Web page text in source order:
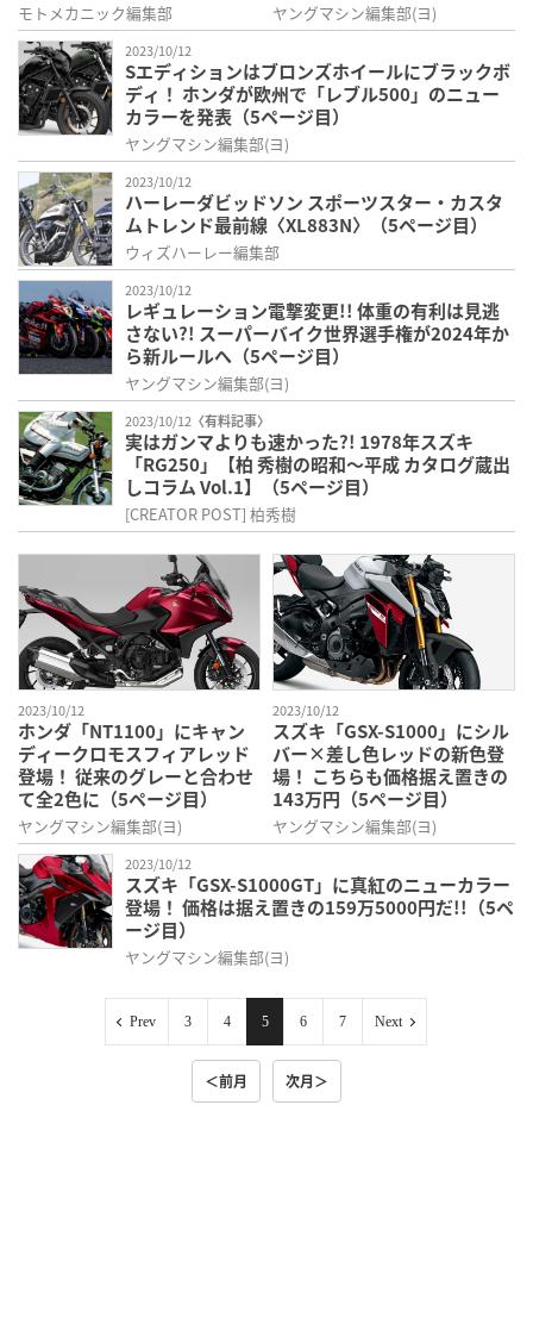
モトメカニック編集部 州】（5ページ目）
ヤングマシン編集部(ヨ)
2023/10/12
Sエディションはブロンズホイールにブラックボ
ディ！ ホンダが欧州で「レブル500」のニュー
カラーを発表（5ページ目）
ヤングマシン編集部(ヨ)
2023/10/12
ハーレーダビッドソン スポーツスター・カスタ
ムトレンド最前線〈XL883N〉（5ページ目）
ウィズハーレー編集部
2023/10/12
レギュレーション電撃変更!! 体重の有利は見逃
さない?! スーパーバイク世界選手権が2024年か
ら新ルールへ（5ページ目）
ヤングマシン編集部(ヨ)
2023/10/12 〈有料記事〉
実はガンマよりも速かった?! 1978年スズキ
「RG250」【柏 秀樹の昭和～平成 カタログ蔵出
しコラム Vol.1】（5ページ目）
[CREATOR POST] 柏秀樹
2023/10/12
ホンダ「NT1100」にキャン
ディークロモスフィアレッド
登場！ 従来のグレーと合わせ
て全2色に（5ページ目）
ヤングマシン編集部(ヨ)
2023/10/12
スズキ「GSX-S1000」にシル
バー×差し色レッドの新色登
場！ こちらも価格据え置きの
143万円（5ページ目）
ヤングマシン編集部(ヨ)
2023/10/12
スズキ「GSX-S1000GT」に真紅のニューカラー
登場！ 価格は据え置きの159万5000円だ!!（5ペ
ージ目）
ヤングマシン編集部(ヨ)
Prev 3 4 5 6 7 Next
＜前月 次月＞